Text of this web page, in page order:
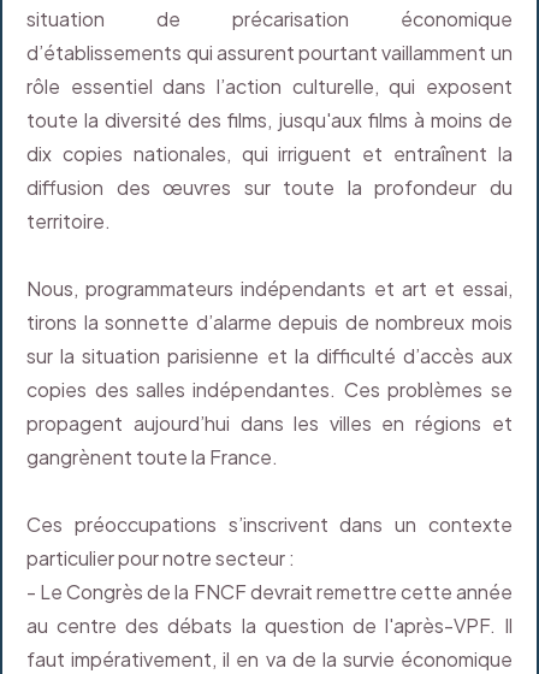
situation de précarisation économique
d’établissements qui assurent pourtant vaillamment un
rôle essentiel dans l’action culturelle, qui exposent
toute la diversité des films, jusqu'aux films à moins de
dix copies nationales, qui irriguent et entraînent la
diffusion des œuvres sur toute la profondeur du
territoire.
Nous, programmateurs indépendants et art et essai,
tirons la sonnette d’alarme depuis de nombreux mois
sur la situation parisienne et la difficulté d’accès aux
copies des salles indépendantes. Ces problèmes se
propagent aujourd’hui dans les villes en régions et
gangrènent toute la France.
Ces préoccupations s’inscrivent dans un contexte
particulier pour notre secteur :
- Le Congrès de la FNCF devrait remettre cette année
au centre des débats la question de l'après-VPF. Il
faut impérativement, il en va de la survie économique